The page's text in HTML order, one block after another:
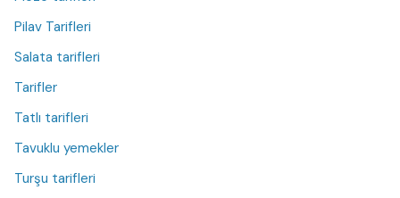
Pilav Tarifleri
Salata tarifleri
Tarifler
Tatlı tarifleri
Tavuklu yemekler
Turşu tarifleri